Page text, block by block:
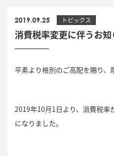
2019.09.25 トピックス
消費税率変更に伴うお知
平素より格別のご高配を賜り、
2019年10月1日より、消費税率
になりました。